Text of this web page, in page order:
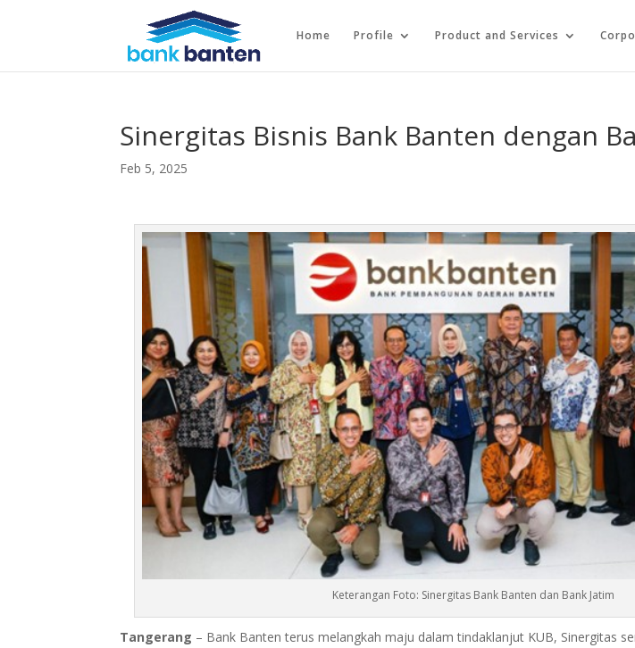
Home Profile Product and Services
Sinergitas Bisnis Bank Banten dengan
Feb 5, 2025
Keterangan Foto: Sinergitas Bank Banten dan Bank Jatim
Tangerang – Bank Banten terus melangkah maju dalam tindaklanjut KUB, Sinergitas